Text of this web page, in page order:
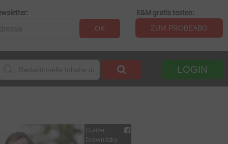
OK
E&M gratis testen:
ZUM PROBEABO
LOGIN
Günter
Drewnitzky